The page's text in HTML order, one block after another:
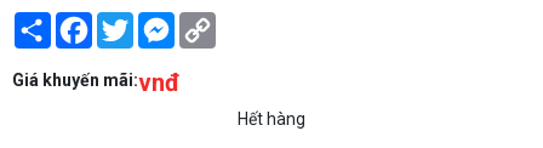
Share Facebook
TwitterMessenger
Giá khuyến mãi:vnđ
Hết hàng